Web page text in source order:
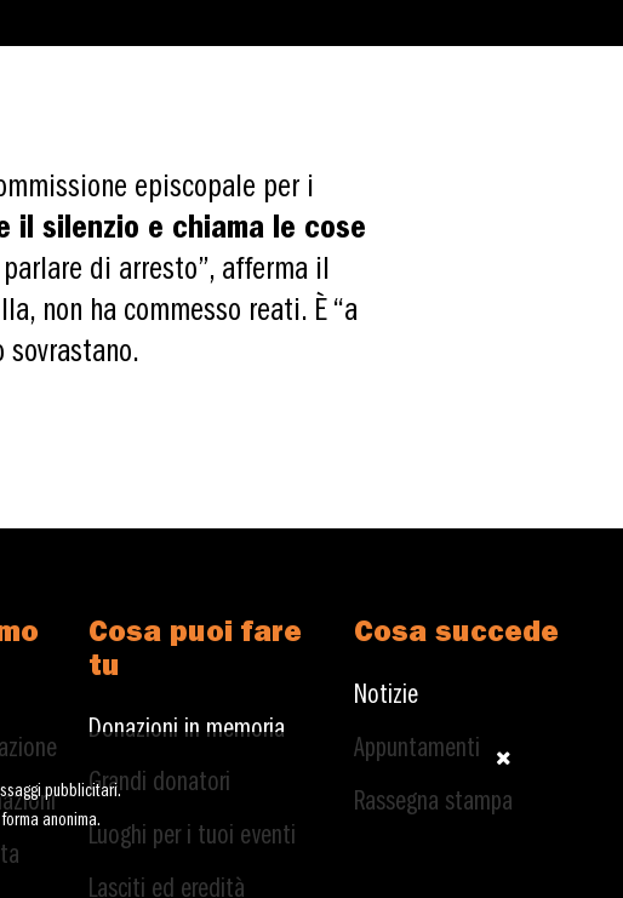
episcopale per i
il silenzio e chiama le cose
di arresto”, afferma il
non ha commesso reati. È “a
Cosa puoi fare
tu
Donazioni in memoria
Grandi donatori
Luoghi per i tuoi eventi
Lasciti ed eredità
Cosa succede
Notizie
Appuntamenti
Rassegna stampa
pubblicitari.
anonima.